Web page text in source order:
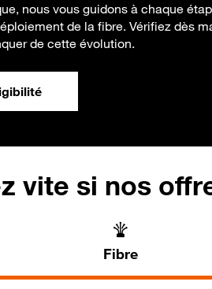
nous vous guidons à chaque
de la fibre. Vérifiez dès
de cette évolution.
vite si nos
Fibre